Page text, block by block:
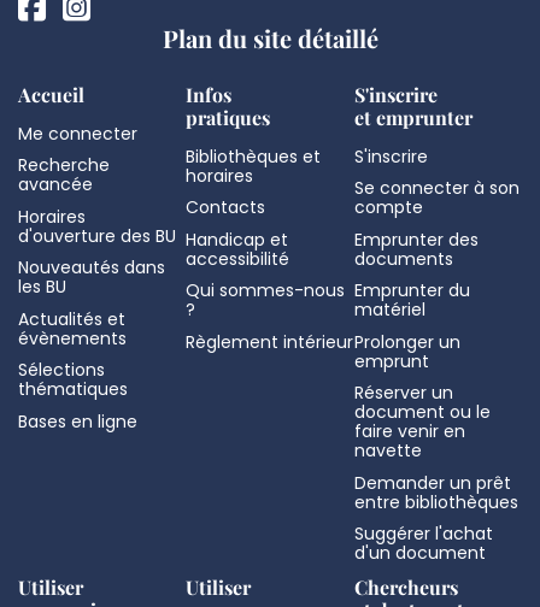
Plan du site détaillé
Accueil
Me connecter
Recherche
avancée
Horaires
d'ouverture des BU
Nouveautés dans
les BU
Actualités et
évènements
Sélections
thématiques
Bases en ligne
Infos
pratiques
Bibliothèques et
horaires
Contacts
Handicap et
accessibilité
Qui sommes-nous
?
Règlement intérieur
S'inscrire
et emprunter
S'inscrire
Se connecter à son
compte
Emprunter des
documents
Emprunter du
matériel
Prolonger un
emprunt
Réserver un
document ou le
faire venir en
navette
Demander un prêt
entre bibliothèques
Suggérer l'achat
d'un document
Utiliser
Utiliser
Chercheurs